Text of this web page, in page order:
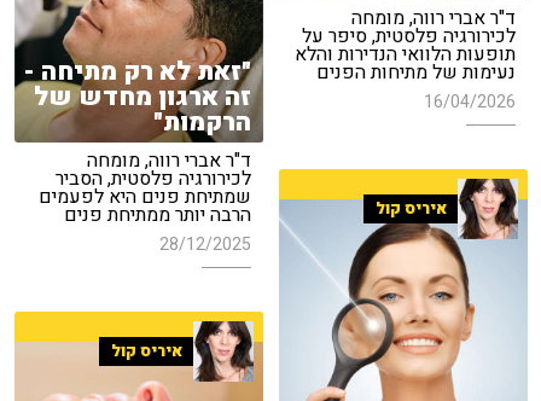
ד"ר אברי רווה, מומחה
לכירורגיה פלסטית, סיפר על
תופעות הלוואי הנדירות והלא
נעימות של מתיחות הפנים
16/04/2026
"זאת לא רק מתיחה -
זה ארגון מחדש של
הרקמות"
ד"ר אברי רווה, מומחה
לכירורגיה פלסטית, הסביר
שמתיחת פנים היא לפעמים
הרבה יותר ממתיחת פנים
28/12/2025
איריס קול
איריס קול